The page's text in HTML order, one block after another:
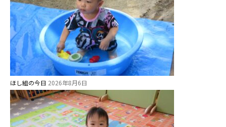
ほし組の今日 2026年8月6日
2歳児ひとり登園［ゆず組 ]
グループ施設・
関係先リンク
学校法⼈鴨⾕学園 鳳幼稚園
学校法⼈諏訪森学園 諏訪森幼稚
園
⼤阪府私⽴幼稚園連盟